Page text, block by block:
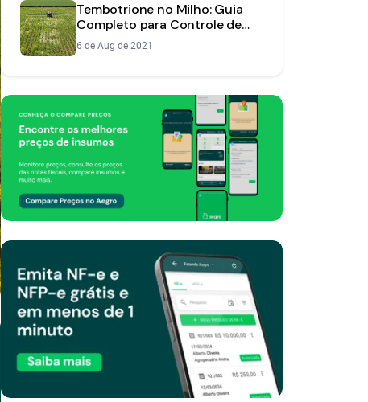
Tembotrione no Milho: Guia
Completo para Controle de
Plantas Daninhas
6 de Aug de 2021